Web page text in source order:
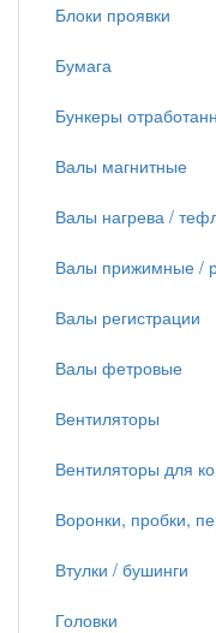
Блоки проявки
Бумага
Бункеры
Валы магнитные
Валы нагрева /
Валы прижимные /
Валы регистрации
Валы фетровые
Вентиляторы
Вентиляторы для
Воронки, пробки,
Втулки / бушинги
Головки